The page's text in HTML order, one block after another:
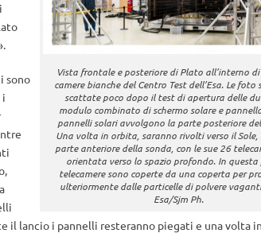
Vista frontale e posteriore di Plato all’interno
camere bianche del Centro Test dell’Esa. Le foto
scattate poco dopo il test di apertura delle
modulo combinato di schermo solare e
pannelli solari avvolgono la parte posteriore
Una volta in orbita, saranno rivolti verso il Sole,
parte anteriore della sonda, con le sue 26
orientata verso lo spazio profondo. In
telecamere sono coperte da una coperta per
ulteriormente dalle particelle di polvere
Esa/Sjm Ph.
sono
i
il lancio i pannelli resteranno piegati e una volta